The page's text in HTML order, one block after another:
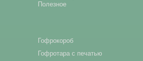
Полезное
Гофрокороб
Гофротара с печатью